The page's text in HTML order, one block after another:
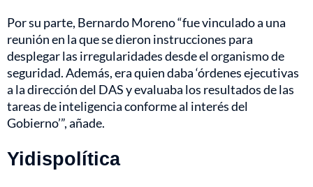
Por su parte, Bernardo Moreno “fue vinculado a una
reunión en la que se dieron instrucciones para
desplegar las irregularidades desde el organismo de
seguridad. Además, era quien daba ‘órdenes ejecutivas
a la dirección del DAS y evaluaba los resultados de las
tareas de inteligencia conforme al interés del
Gobierno’”, añade.
Yidispolítica